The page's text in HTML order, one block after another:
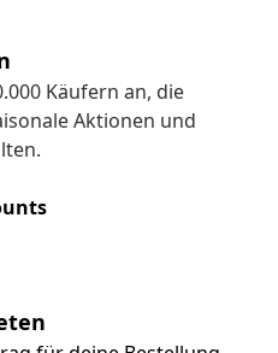
Käufern an, die
Aktionen und